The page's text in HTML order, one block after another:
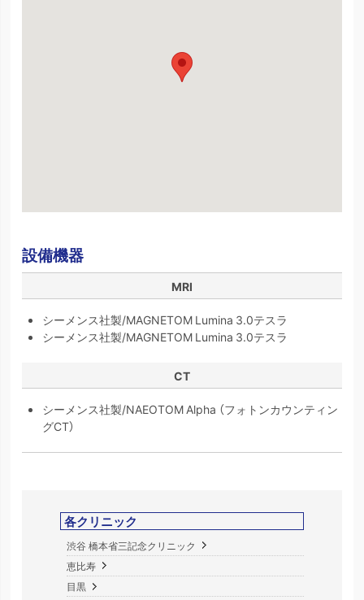
設備機器
MRI
シーメンス社製/MAGNETOM Lumina 3.0テスラ
シーメンス社製/MAGNETOM Lumina 3.0テスラ
CT
シーメンス社製/NAEOTOM Alpha （フォトンカウンティン
グCT）
各クリニック
渋谷 橋本省三記念クリニック
恵比寿
目黒